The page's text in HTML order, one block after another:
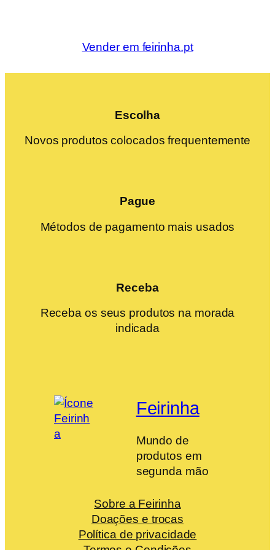
Vender em feirinha.pt
Escolha
Novos produtos colocados frequentemente
Pague
Métodos de pagamento mais usados
Receba
Receba os seus produtos na morada
indicada
Feirinha
Mundo de
produtos em
segunda mão
Sobre a Feirinha
Doações e trocas
Política de privacidade